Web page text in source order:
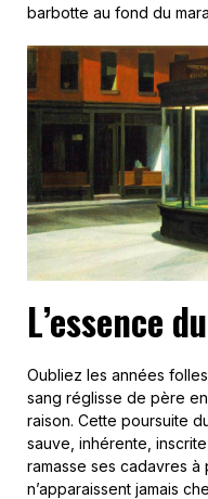
barbotte au fond du
L’essence
Oubliez les années
sang réglisse de père
raison. Cette poursuite
sauve, inhérente,
ramasse ses cadavres à
n’apparaissent jamais